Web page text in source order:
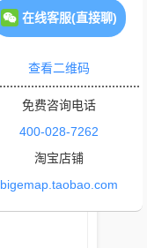
在线客服(直接聊)
查看二维码
免费咨询电话
400-028-7262
淘宝店铺
bigemap.taobao.com